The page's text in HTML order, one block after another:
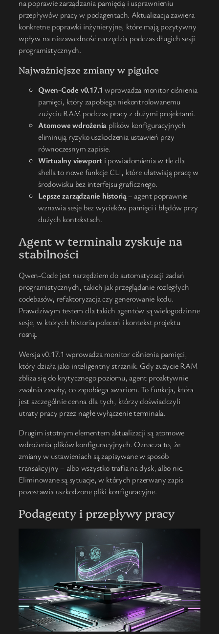
na poprawie zarządzania pamięcią i usprawnieniu
przepływów pracy w podagentach. Aktualizacja zawiera
konkretne poprawki inżynieryjne, które mają pozytywny
wpływ na niezawodność narzędzia podczas długich sesji
programistycznych.
Najważniejsze zmiany w pigułce
Qwen-Code v0.17.1 wprowadza monitor ciśnienia
pamięci, który zapobiega niekontrolowanemu
zużyciu RAM podczas pracy z dużymi projektami.
Atomowe wdrożenia plików konfiguracyjnych
eliminują ryzyko uszkodzenia ustawień przy
równoczesnym zapisie.
Wirtualny viewport i powiadomienia w tle dla
shella to nowe funkcje CLI, które ułatwiają pracę w
środowisku bez interfejsu graficznego.
Lepsze zarządzanie historią– agent poprawnie
wznawia sesje bez wycieków pamięci i błędów przy
dużych kontekstach.
Agent w terminalu zyskuje na
stabilności
Qwen-Code jest narzędziem do automatyzacji zadań
programistycznych, takich jak przeglądanie rozległych
codebasów, refaktoryzacja czy generowanie kodu.
Prawdziwym testem dla takich agentów są wielogodzinne
sesje, w których historia poleceń i kontekst projektu
rosną.
Wersja v0.17.1 wprowadza monitor ciśnienia pamięci,
który działa jako inteligentny strażnik. Gdy zużycie RAM
zbliża się do krytycznego poziomu, agent proaktywnie
zwalnia zasoby, co zapobiega awariom. To funkcja, która
jest szczególnie cenna dla tych, którzy doświadczyli
utraty pracy przez nagłe wyłączenie terminala.
Drugim istotnym elementem aktualizacji są atomowe
wdrożenia plików konfiguracyjnych. Oznacza to, że
zmiany w ustawieniach są zapisywane w sposób
transakcyjny – albo wszystko trafia na dysk, albo nic.
Eliminowane są sytuacje, w których przerwany zapis
pozostawia uszkodzone pliki konfiguracyjne.
Podagenty i przepływy pracy